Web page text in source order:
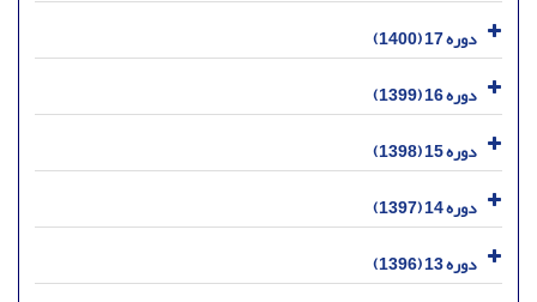
دوره 17 (1400)
دوره 16 (1399)
دوره 15 (1398)
دوره 14 (1397)
دوره 13 (1396)